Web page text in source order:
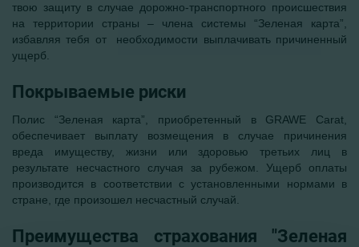
твою защиту в случае дорожно-транспортного происшествия
на территории страны – члена системы “Зеленая карта”,
избавляя тебя от необходимости выплачивать причиненный
ущерб.
Покрываемые риски
Полис “Зеленая карта”, приобретенный в GRAWE Carat,
обеспечивает выплату возмещения в случае причинения
вреда имуществу, жизни или здоровью третьих лиц в
результате несчастного случая за рубежом. Ущерб оплаты
производится в соответствии с установленными нормами в
стране, где произошел несчастный случай.
Преимущества страхования "Зеленая